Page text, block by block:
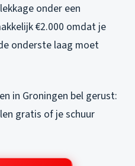
onder een
€2.000 omdat je
onderste laag moet
in Groningen bel gerust:
gratis of je schuur